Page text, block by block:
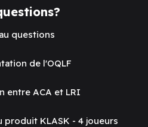
questions
de l'OQLF
entre ACA et LRI
produit KLASK - 4 joueurs